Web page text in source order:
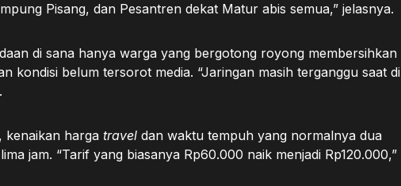
Pisang, dan Pesantren dekat Matur abis semua,” jelasnya.
di sana hanya warga yang bergotong royong membersihkan
kondisi belum tersorot media. “Jaringan masih terganggu saat di
kenaikan harga travel dan waktu tempuh yang normalnya dua
jam. “Tarif yang biasanya Rp60.000 naik menjadi Rp120.000,”